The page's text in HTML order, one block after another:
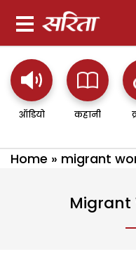
ऑडियो कहानी
Home » migrant
Migrant